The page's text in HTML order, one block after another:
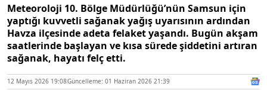
Meteoroloji 10. Bölge Müdürlüğü’nün Samsun için
yaptığı kuvvetli sağanak yağış uyarısının ardından
Havza ilçesinde adeta felaket yaşandı. Bugün akşam
saatlerinde başlayan ve kısa sürede şiddetini artıran
sağanak, hayatı felç etti.
12 Mayıs 2026 19:08Güncelleme: 01 Haziran 2026 21:39